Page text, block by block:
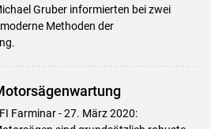
Gruber informierten bei zwei
Methoden der
Farminar - 27. März 2020: